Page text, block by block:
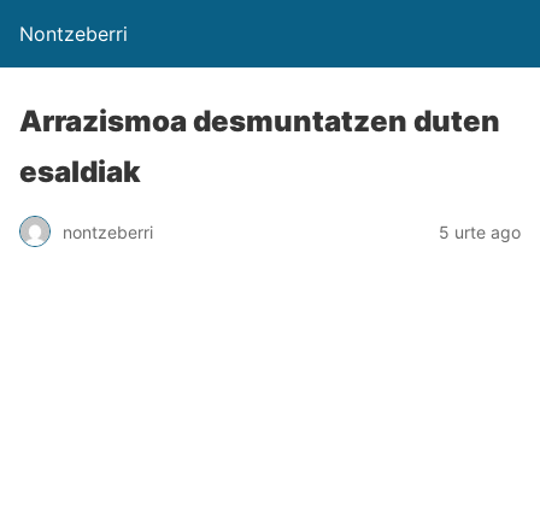
Nontzeberri
Arrazismoa desmuntatzen duten
esaldiak
nontzeberri 5 urte ago